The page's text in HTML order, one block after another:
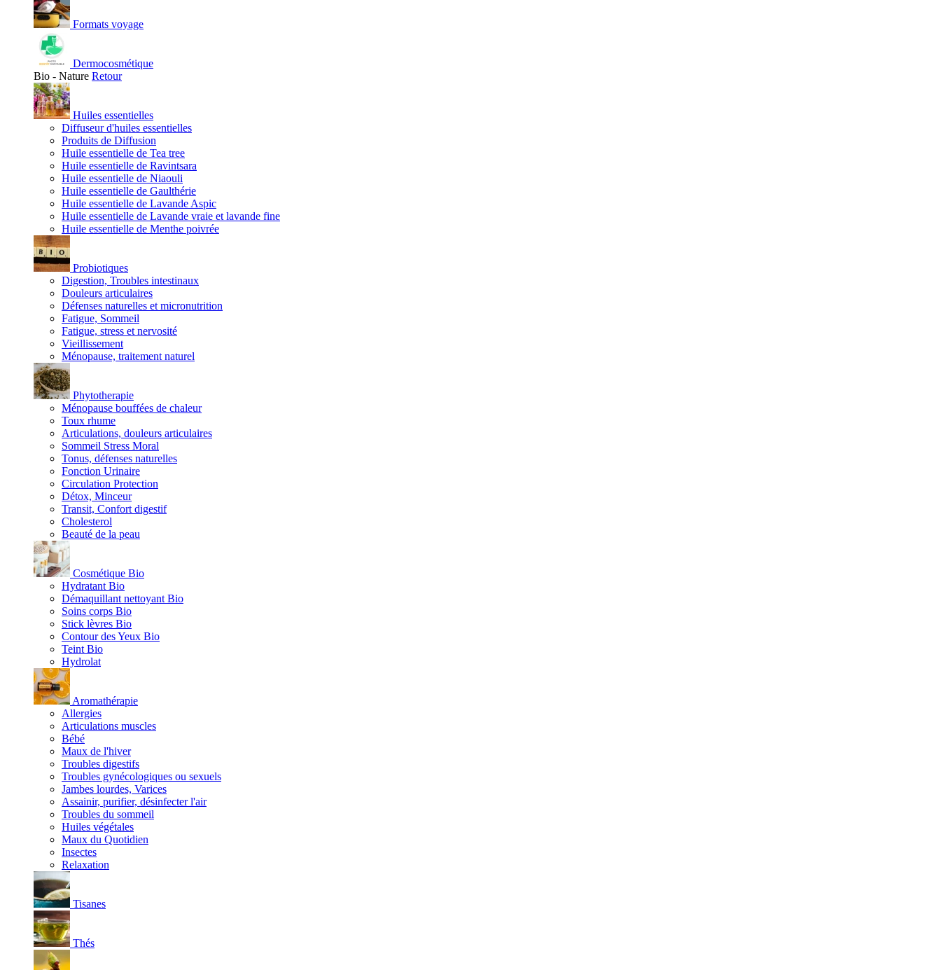
Formats voyage
Dermocosmétique
Bio - Nature Retour
Huiles essentielles
Diffuseur d'huiles essentielles
Produits de Diffusion
Huile essentielle de Tea tree
Huile essentielle de Ravintsara
Huile essentielle de Niaouli
Huile essentielle de Gaulthérie
Huile essentielle de Lavande Aspic
Huile essentielle de Lavande vraie et lavande fine
Huile essentielle de Menthe poivrée
Probiotiques
Digestion, Troubles intestinaux
Douleurs articulaires
Défenses naturelles et micronutrition
Fatigue, Sommeil
Fatigue, stress et nervosité
Vieillissement
Ménopause, traitement naturel
Phytotherapie
Ménopause bouffées de chaleur
Toux rhume
Articulations, douleurs articulaires
Sommeil Stress Moral
Tonus, défenses naturelles
Fonction Urinaire
Circulation Protection
Détox, Minceur
Transit, Confort digestif
Cholesterol
Beauté de la peau
Cosmétique Bio
Hydratant Bio
Démaquillant nettoyant Bio
Soins corps Bio
Stick lèvres Bio
Contour des Yeux Bio
Teint Bio
Hydrolat
Aromathérapie
Allergies
Articulations muscles
Bébé
Maux de l'hiver
Troubles digestifs
Troubles gynécologiques ou sexuels
Jambes lourdes, Varices
Assainir, purifier, désinfecter l'air
Troubles du sommeil
Huiles végétales
Maux du Quotidien
Insectes
Relaxation
Tisanes
Thés